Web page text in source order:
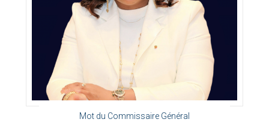
Mot du Commissaire Général